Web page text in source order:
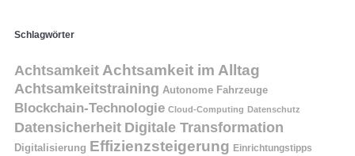
Schlagwörter
Achtsamkeit Achtsamkeit im Alltag
Achtsamkeitstraining Autonome Fahrzeuge
Blockchain-Technologie Cloud-Computing Datenschutz
Datensicherheit Digitale Transformation
Digitalisierung Effizienzsteigerung Einrichtungstipps